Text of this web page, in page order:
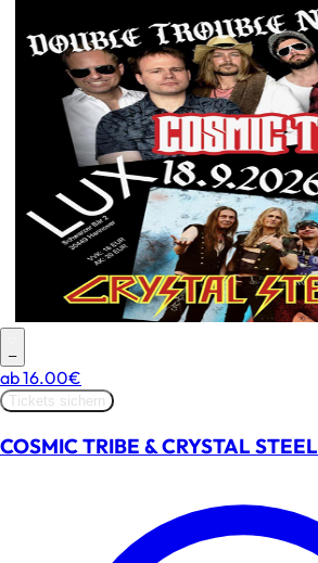
–
ab16.00€
Tickets sichern
COSMIC TRIBE & CRYSTAL STEEL